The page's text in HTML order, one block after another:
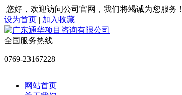
您好，欢迎访问公司官网，我们将竭诚为您服务！
设为首页 | 加入收藏
全国服务热线
0769-23167228
网站首页